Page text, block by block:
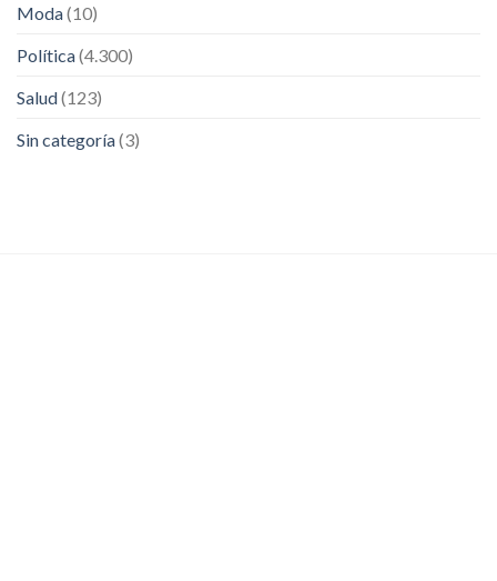
Moda(10)
Política(4.300)
Salud(123)
Sin categoría(3)